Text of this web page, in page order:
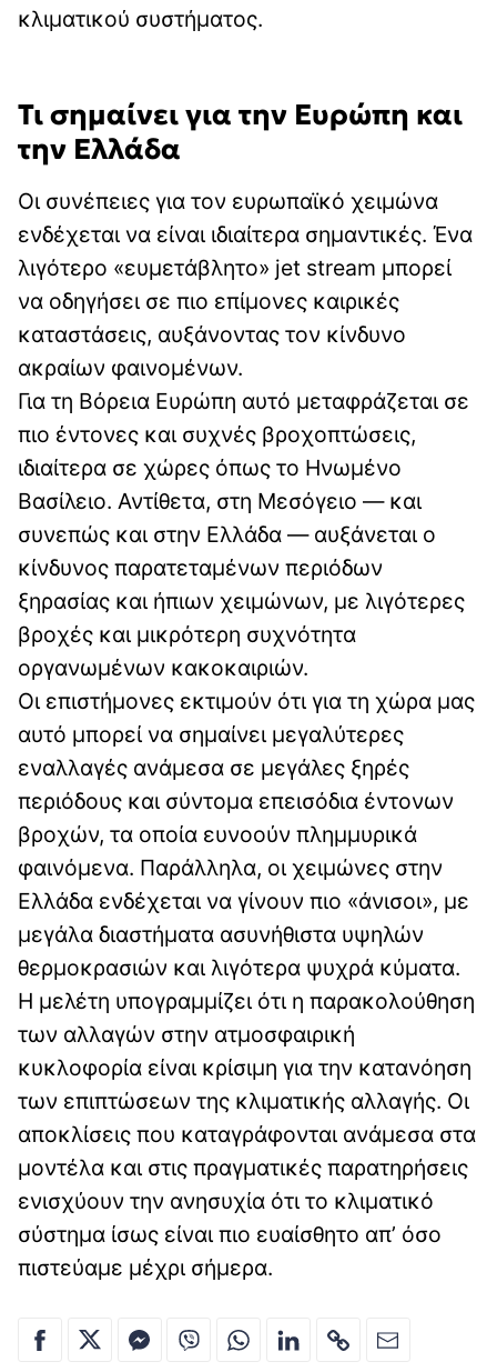
κλιματικού συστήματος.
Τι σημαίνει για την Ευρώπη και
την Ελλάδα
Οι συνέπειες για τον ευρωπαϊκό χειμώνα
ενδέχεται να είναι ιδιαίτερα σημαντικές. Ένα
λιγότερο «ευμετάβλητο» jet stream μπορεί
να οδηγήσει σε πιο επίμονες καιρικές
καταστάσεις, αυξάνοντας τον κίνδυνο
ακραίων φαινομένων.
Για τη Βόρεια Ευρώπη αυτό μεταφράζεται σε
πιο έντονες και συχνές βροχοπτώσεις,
ιδιαίτερα σε χώρες όπως το Ηνωμένο
Βασίλειο. Αντίθετα, στη Μεσόγειο — και
συνεπώς και στην Ελλάδα — αυξάνεται ο
κίνδυνος παρατεταμένων περιόδων
ξηρασίας και ήπιων χειμώνων, με λιγότερες
βροχές και μικρότερη συχνότητα
οργανωμένων κακοκαιριών.
Οι επιστήμονες εκτιμούν ότι για τη χώρα μας
αυτό μπορεί να σημαίνει μεγαλύτερες
εναλλαγές ανάμεσα σε μεγάλες ξηρές
περιόδους και σύντομα επεισόδια έντονων
βροχών, τα οποία ευνοούν πλημμυρικά
φαινόμενα. Παράλληλα, οι χειμώνες στην
Ελλάδα ενδέχεται να γίνουν πιο «άνισοι», με
μεγάλα διαστήματα ασυνήθιστα υψηλών
θερμοκρασιών και λιγότερα ψυχρά κύματα.
Η μελέτη υπογραμμίζει ότι η παρακολούθηση
των αλλαγών στην ατμοσφαιρική
κυκλοφορία είναι κρίσιμη για την κατανόηση
των επιπτώσεων της κλιματικής αλλαγής. Οι
αποκλίσεις που καταγράφονται ανάμεσα στα
μοντέλα και στις πραγματικές παρατηρήσεις
ενισχύουν την ανησυχία ότι το κλιματικό
σύστημα ίσως είναι πιο ευαίσθητο απ’ όσο
πιστεύαμε μέχρι σήμερα.